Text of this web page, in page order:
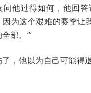
问他过得如何，他回
因为这个艰难的赛季
部。’”
，他以为自己可能得